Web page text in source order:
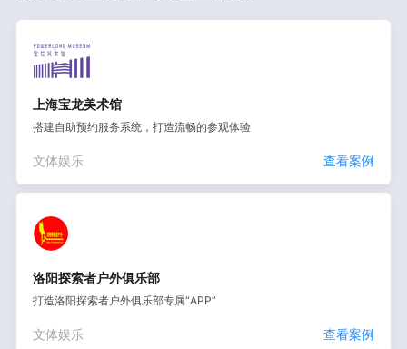
上海宝龙美术馆
搭建自助预约服务系统，打造流畅的参观体验
文体娱乐 查看案例
洛阳探索者户外俱乐部
打造洛阳探索者户外俱乐部专属“APP”
文体娱乐 查看案例